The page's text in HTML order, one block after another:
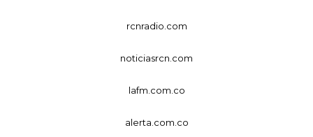
rcnradio.com
noticiasrcn.com
lafm.com.co
alerta.com.co